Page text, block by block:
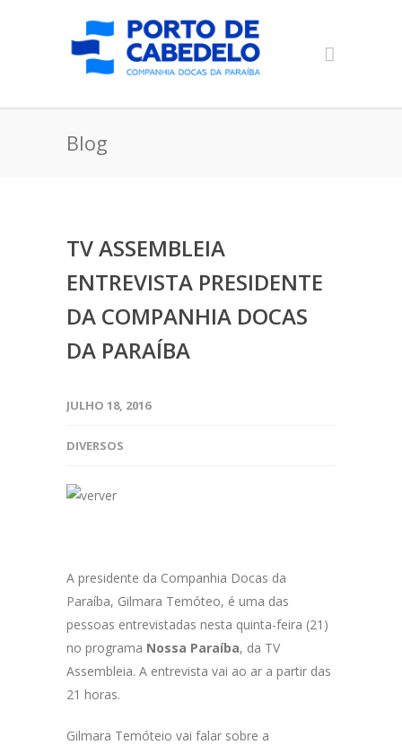
Blog
TV ASSEMBLEIA
ENTREVISTA PRESIDENTE
DA COMPANHIA DOCAS
DA PARAÍBA
JULHO 18, 2016
DIVERSOS
A presidente da Companhia Docas da
Paraíba, Gilmara Temóteo, é uma das
pessoas entrevistadas nesta quinta-feira (21)
no programa Nossa Paraíba, da TV
Assembleia. A entrevista vai ao ar a partir das
21 horas.
Gilmara Temóteio vai falar sobre a